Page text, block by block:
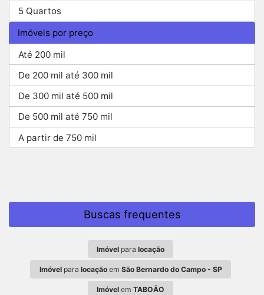
5 Quartos
Imóveis por preço
Até 200 mil
De 200 mil até 300 mil
De 300 mil até 500 mil
De 500 mil até 750 mil
A partir de 750 mil
Buscas frequentes
Imóvel para locação
Imóvelpara locaçãoem São Bernardo do Campo - SP
Imóvel em TABOÃO